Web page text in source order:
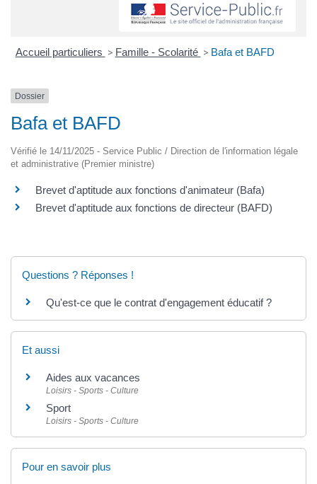
Accueil particuliers > Famille - Scolarité > Bafa et BAFD
Dossier
Bafa et BAFD
Vérifié le 14/11/2025 - Service Public / Direction de l'information légale
et administrative (Premier ministre)
Brevet d'aptitude aux fonctions d'animateur (Bafa)
Brevet d'aptitude aux fonctions de directeur (BAFD)
Questions ? Réponses !
Qu'est-ce que le contrat d'engagement éducatif ?
Et aussi
Aides aux vacances
Loisirs - Sports - Culture
Sport
Loisirs - Sports - Culture
Pour en savoir plus